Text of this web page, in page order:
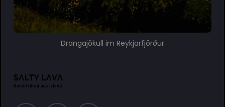
Drangajökull im Reykjarfjörður